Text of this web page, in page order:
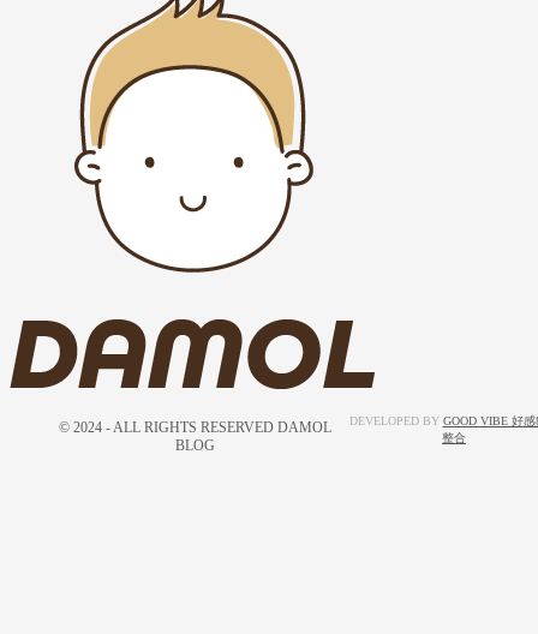
© 2024 - ALL RIGHTS RESERVED DAMOL
BLOG
DEVELOPED BY GOOD VIBE 好感
整合